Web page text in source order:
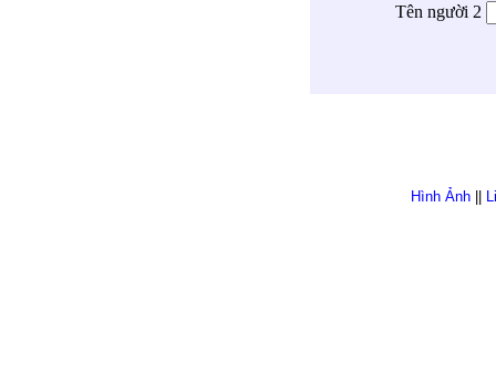
Tên người 2
Hình Ảnh